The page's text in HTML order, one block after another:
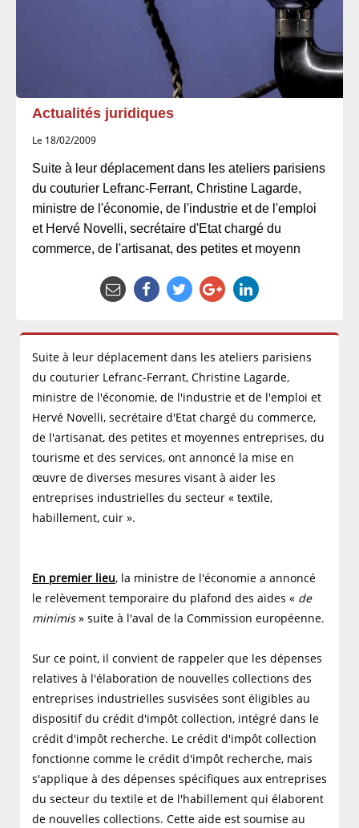
Actualités juridiques
Le 18/02/2009
Suite à leur déplacement dans les ateliers parisiens
du couturier Lefranc-Ferrant, Christine Lagarde,
ministre de l'économie, de l'industrie et de l'emploi
et Hervé Novelli, secrétaire d'Etat chargé du
commerce, de l'artisanat, des petites et moyenn
Suite à leur déplacement dans les ateliers parisiens
du couturier Lefranc-Ferrant, Christine Lagarde,
ministre de l'économie, de l'industrie et de l'emploi et
Hervé Novelli, secrétaire d'Etat chargé du commerce,
de l'artisanat, des petites et moyennes entreprises, du
tourisme et des services, ont annoncé la mise en
œuvre de diverses mesures visant à aider les
entreprises industrielles du secteur « textile,
habillement, cuir ».
En premier lieu, la ministre de l'économie a annoncé
le relèvement temporaire du plafond des aides « de
minimis» suite à l'aval de la Commission européenne.
Sur ce point, il convient de rappeler que les dépenses
relatives à l'élaboration de nouvelles collections des
entreprises industrielles susvisées sont éligibles au
dispositif du crédit d'impôt collection, intégré dans le
crédit d'impôt recherche. Le crédit d'impôt collection
fonctionne comme le crédit d'impôt recherche, mais
s'applique à des dépenses spécifiques aux entreprises
du secteur du textile et de l'habillement qui élaborent
de nouvelles collections. Cette aide est soumise au